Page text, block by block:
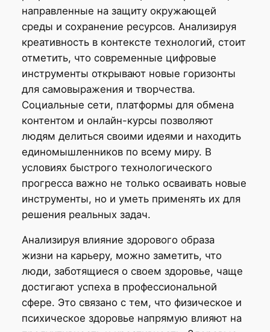
направленные на защиту окружающей
среды и сохранение ресурсов. Анализируя
креативность в контексте технологий, стоит
отметить, что современные цифровые
инструменты открывают новые горизонты
для самовыражения и творчества.
Социальные сети, платформы для обмена
контентом и онлайн-курсы позволяют
людям делиться своими идеями и находить
единомышленников по всему миру. В
условиях быстрого технологического
прогресса важно не только осваивать новые
инструменты, но и уметь применять их для
решения реальных задач.
Анализируя влияние здорового образа
жизни на карьеру, можно заметить, что
люди, заботящиеся о своем здоровье, чаще
достигают успеха в профессиональной
сфере. Это связано с тем, что физическое и
психическое здоровье напрямую влияют на